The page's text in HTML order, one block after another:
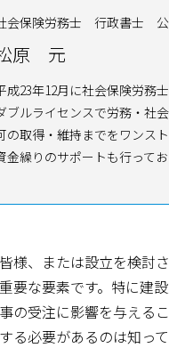
会保険労務士 行政書士
原 元
成23年12月に社会保険労務
ブルライセンスで労務・社
の取得・維持までをワンス
金繰りのサポートも行って
様、または設立を検討
要な要素です。特に建
の受注に影響を与えるこ
る必要があるのは知っ